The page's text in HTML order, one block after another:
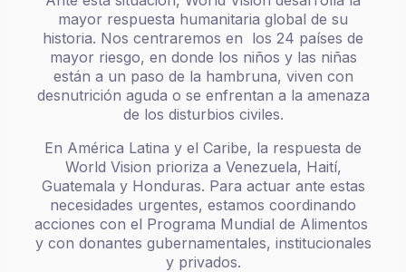
mayor respuesta humanitaria global de su
historia. Nos centraremos en los 24 países de
mayor riesgo, en donde los niños y las niñas
están a un paso de la hambruna, viven con
desnutrición aguda o se enfrentan a la amenaza
de los disturbios civiles.
En América Latina y el Caribe, la respuesta de
World Vision prioriza a Venezuela, Haití,
Guatemala y Honduras. Para actuar ante estas
necesidades urgentes, estamos coordinando
acciones con el Programa Mundial de Alimentos
y con donantes gubernamentales, institucionales
y privados.